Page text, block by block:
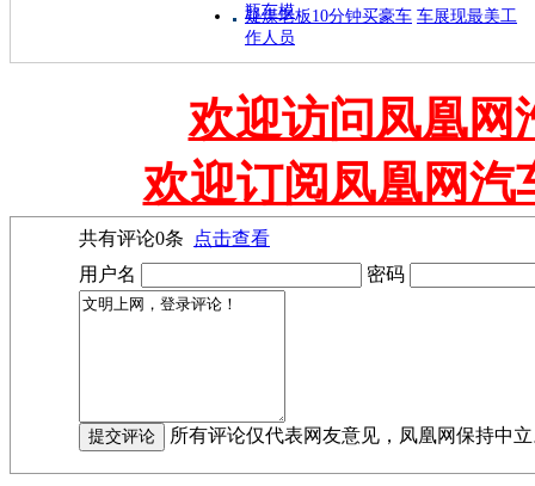
瓶车模
疑煤老板10分钟买豪车 车展现最美工
作人员
欢迎访问凤凰网
欢迎订阅凤凰网汽
共有评论0条
点击查看
用户名
密码
所有评论仅代表网友意见，凤凰网保持中